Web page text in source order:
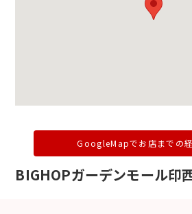
GoogleMapでお店までの
BIGHOPガーデンモール印